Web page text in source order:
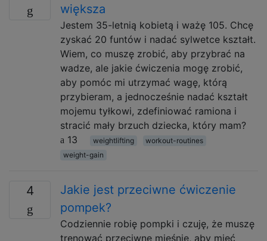
większa
Jestem 35-letnią kobietą i ważę 105. Chcę
zyskać 20 funtów i nadać sylwetce kształt.
Wiem, co muszę zrobić, aby przybrać na
wadze, ale jakie ćwiczenia mogę zrobić,
aby pomóc mi utrzymać wagę, którą
przybieram, a jednocześnie nadać kształt
mojemu tyłkowi, zdefiniować ramiona i
stracić mały brzuch dziecka, który mam?
13
weightlifting
workout-routines
weight-gain
4
Jakie jest przeciwne ćwiczenie
pompek?
Codziennie robię pompki i czuję, że muszę
trenować przeciwne mięśnie, aby mieć